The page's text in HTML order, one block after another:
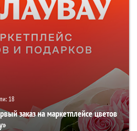
18
заказ на маркетплейсе цветов